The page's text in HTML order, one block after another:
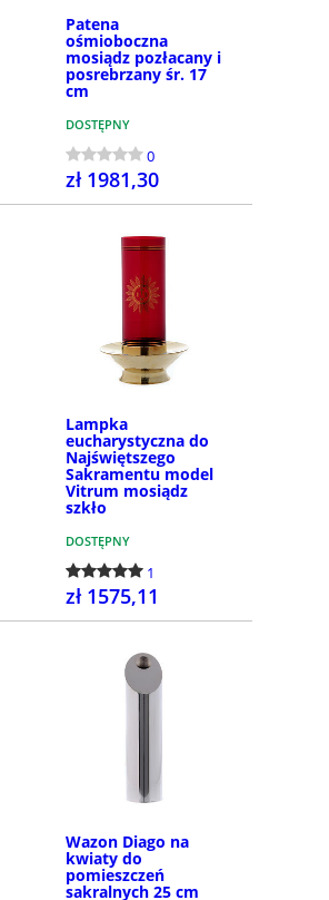
Patena
ośmioboczna
mosiądz pozłacany i
posrebrzany śr. 17
cm
DOSTĘPNY
0
zł 1981,30
Lampka
eucharystyczna do
Najświętszego
Sakramentu model
Vitrum mosiądz
szkło
DOSTĘPNY
1
zł 1575,11
Wazon Diago na
kwiaty do
pomieszczeń
sakralnych 25 cm